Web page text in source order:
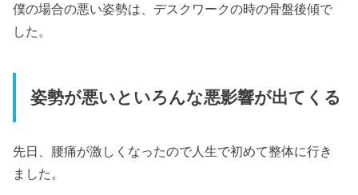
僕の場合の悪い姿勢は、デスクワークの時の骨盤後傾で
した。
姿勢が悪いといろんな悪影響が出てくる
先日、腰痛が激しくなったので人生で初めて整体に行き
ました。